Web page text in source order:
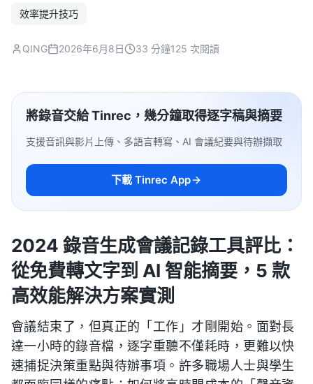
效率提升技巧
QING 2026年6月8日 33 分鐘125 次閱讀
將錄音交給 Tinrec，幾分鐘取得逐字稿與摘要
支援音訊與影片上傳、多語言轉寫、AI 會議紀要與待辦擷取
下載 Tinrec App
2024 錄音生成會議記錄工具評比：
從免費轉文字到 AI 智能摘要，5 款
高效能解決方案實測
會議結束了，但真正的「工作」才剛開始。面對長
達一小時的錄音檔，逐字重聽不僅耗時，更難以快
速捕捉決策重點與待辦事項。許多職場人士與學生